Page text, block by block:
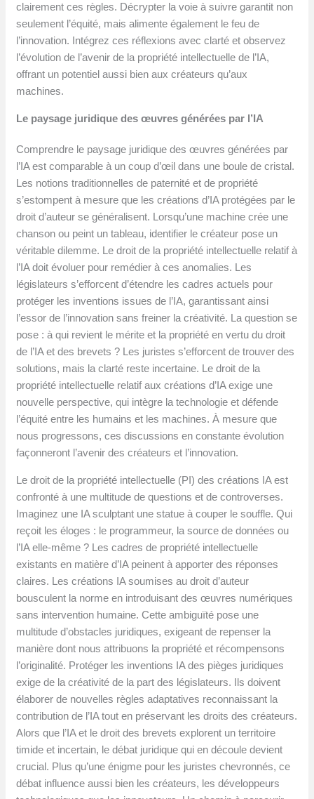
clairement ces règles. Décrypter la voie à suivre garantit non
seulement l’équité, mais alimente également le feu de
l’innovation. Intégrez ces réflexions avec clarté et observez
l’évolution de l’avenir de la propriété intellectuelle de l’IA,
offrant un potentiel aussi bien aux créateurs qu’aux
machines.
Le paysage juridique des œuvres générées par l’IA
Comprendre le paysage juridique des œuvres générées par
l’IA est comparable à un coup d’œil dans une boule de cristal.
Les notions traditionnelles de paternité et de propriété
s’estompent à mesure que les créations d’IA protégées par le
droit d’auteur se généralisent. Lorsqu’une machine crée une
chanson ou peint un tableau, identifier le créateur pose un
véritable dilemme. Le droit de la propriété intellectuelle relatif à
l’IA doit évoluer pour remédier à ces anomalies. Les
législateurs s’efforcent d’étendre les cadres actuels pour
protéger les inventions issues de l’IA, garantissant ainsi
l’essor de l’innovation sans freiner la créativité. La question se
pose : à qui revient le mérite et la propriété en vertu du droit
de l’IA et des brevets ? Les juristes s’efforcent de trouver des
solutions, mais la clarté reste incertaine. Le droit de la
propriété intellectuelle relatif aux créations d’IA exige une
nouvelle perspective, qui intègre la technologie et défende
l’équité entre les humains et les machines. À mesure que
nous progressons, ces discussions en constante évolution
façonneront l’avenir des créateurs et l’innovation.
Le droit de la propriété intellectuelle (PI) des créations IA est
confronté à une multitude de questions et de controverses.
Imaginez une IA sculptant une statue à couper le souffle. Qui
reçoit les éloges : le programmeur, la source de données ou
l’IA elle-même ? Les cadres de propriété intellectuelle
existants en matière d’IA peinent à apporter des réponses
claires. Les créations IA soumises au droit d’auteur
bousculent la norme en introduisant des œuvres numériques
sans intervention humaine. Cette ambiguïté pose une
multitude d’obstacles juridiques, exigeant de repenser la
manière dont nous attribuons la propriété et récompensons
l’originalité. Protéger les inventions IA des pièges juridiques
exige de la créativité de la part des législateurs. Ils doivent
élaborer de nouvelles règles adaptatives reconnaissant la
contribution de l’IA tout en préservant les droits des créateurs.
Alors que l’IA et le droit des brevets explorent un territoire
timide et incertain, le débat juridique qui en découle devient
crucial. Plus qu’une énigme pour les juristes chevronnés, ce
débat influence aussi bien les créateurs, les développeurs